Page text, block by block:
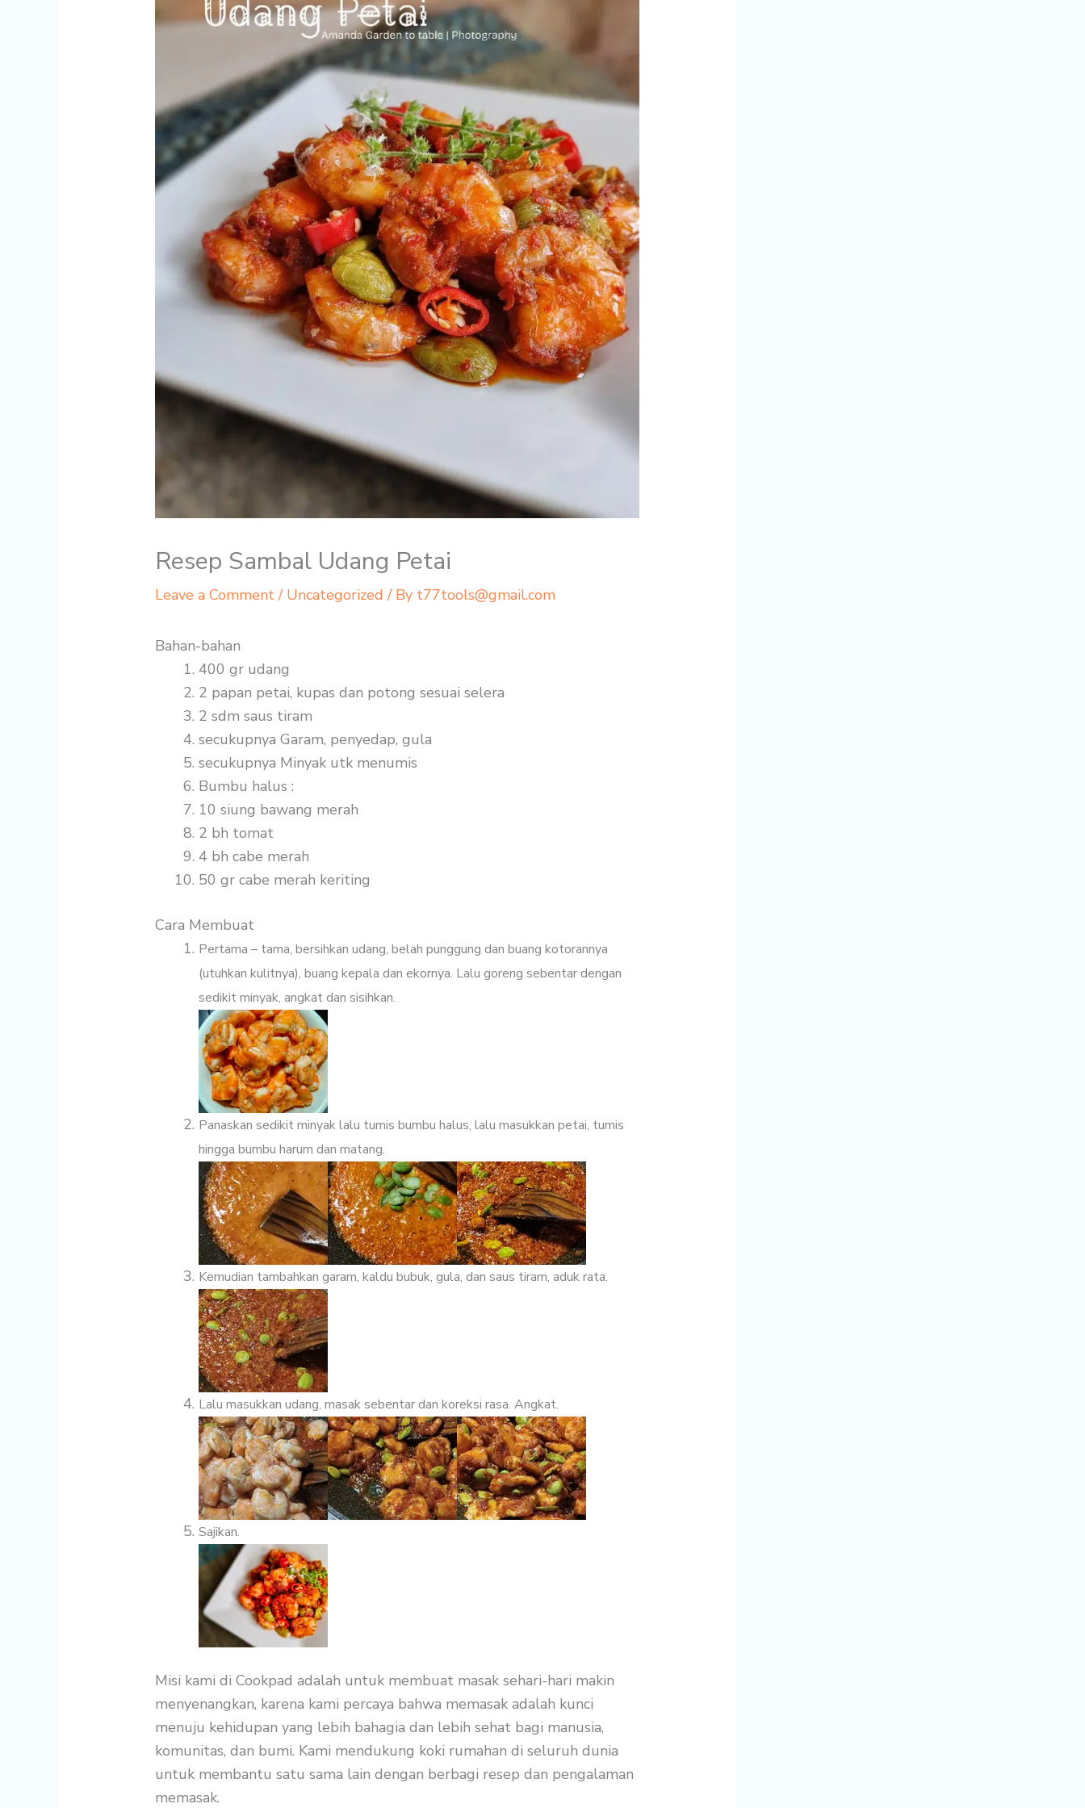
Resep Sambal Udang Petai
Leave a Comment / Uncategorized / By t77tools@gmail.com
Bahan-bahan
400 gr udang
2 papan petai, kupas dan potong sesuai selera
2 sdm saus tiram
secukupnya Garam, penyedap, gula
secukupnya Minyak utk menumis
Bumbu halus :
10 siung bawang merah
2 bh tomat
4 bh cabe merah
50 gr cabe merah keriting
Cara Membuat
Pertama – tama, bersihkan udang, belah punggung dan buang kotorannya
(utuhkan kulitnya), buang kepala dan ekornya. Lalu goreng sebentar dengan
sedikit minyak, angkat dan sisihkan.
Panaskan sedikit minyak lalu tumis bumbu halus, lalu masukkan petai, tumis
hingga bumbu harum dan matang.
Kemudian tambahkan garam, kaldu bubuk, gula, dan saus tiram, aduk rata.
Lalu masukkan udang, masak sebentar dan koreksi rasa. Angkat.
Sajikan.
Misi kami di Cookpad adalah untuk membuat masak sehari-hari makin
menyenangkan, karena kami percaya bahwa memasak adalah kunci
menuju kehidupan yang lebih bahagia dan lebih sehat bagi manusia,
komunitas, dan bumi. Kami mendukung koki rumahan di seluruh dunia
untuk membantu satu sama lain dengan berbagi resep dan pengalaman
memasak.